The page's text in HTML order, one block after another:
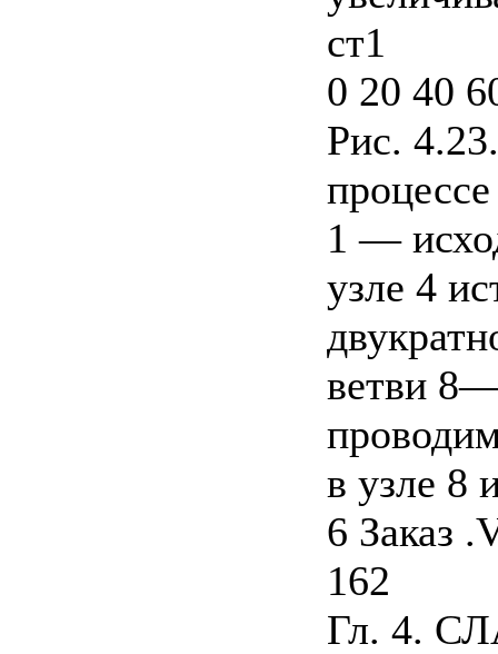
ст1
0 20 40
Рис.
1 —
узле 4
ветви
в узле 8
6 Заказ
162
Гл. 4.